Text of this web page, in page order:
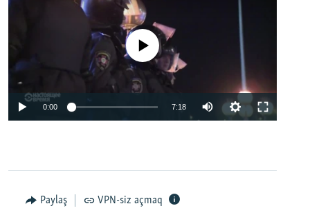
No media source currently available
0:00 7:18
Paylaş VPN-siz açmaq